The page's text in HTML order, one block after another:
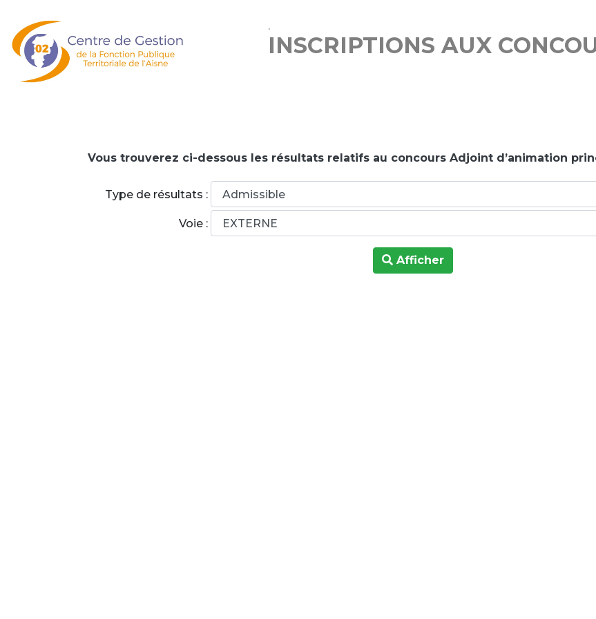
.
INSCRIPTIONS AUX
Vous trouverez ci-dessous les résultats relatifs au concours Adjoint d’animation
Type de résultats :
Voie :
Afficher